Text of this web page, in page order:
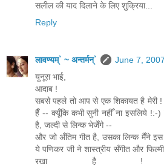
सलील की याद दिलाने के लिए शुक्रिया...
Reply
लावण्यम्` ~ अन्तर्मन्`
June 7,
युनूस भाई,
आदाब !
सबसे पहले तो आप से एक शिकायत है मेरी
हैँ -- क्यूँकि कभी सुनी नहीँ ना इसलिये
है, जल्दी से लिन्क भेजेँगे --
और जो अँतिम गीत है, उसका लिन्क मैँने इस
ये पणिकर जी ने शास्त्रीय सँगीत और
रखा है !